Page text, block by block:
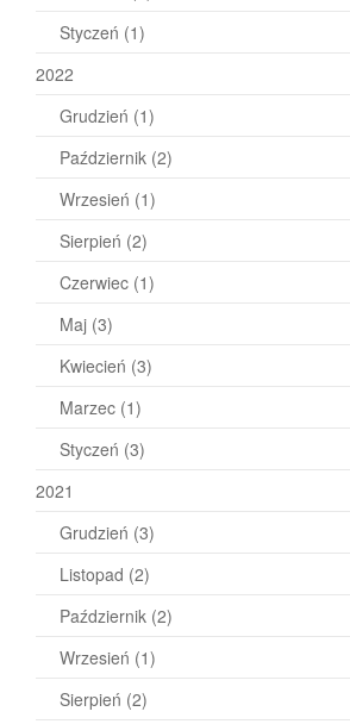
Styczeń (1)
2022
Grudzień (1)
Październik (2)
Wrzesień (1)
Sierpień (2)
Czerwiec (1)
Maj (3)
Kwiecień (3)
Marzec (1)
Styczeń (3)
2021
Grudzień (3)
Listopad (2)
Październik (2)
Wrzesień (1)
Sierpień (2)